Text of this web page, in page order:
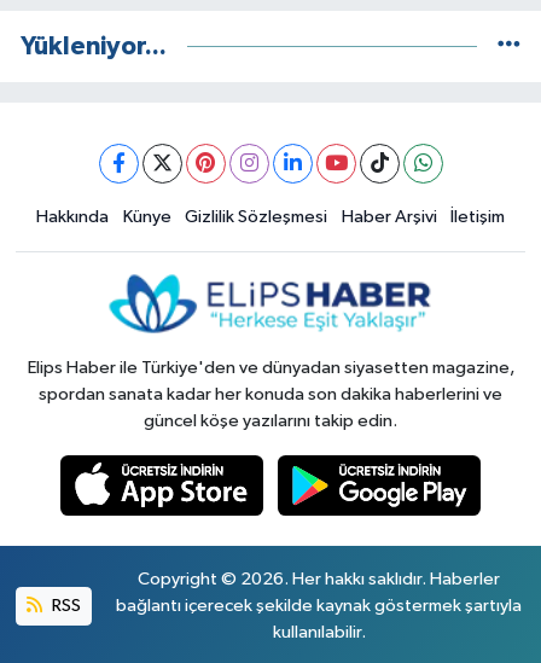
Yükleniyor...
Hakkında Künye Gizlilik Sözleşmesi Haber Arşivi İletişim
Elips Haber ile Türkiye'den ve dünyadan siyasetten magazine,
spordan sanata kadar her konuda son dakika haberlerini ve
güncel köşe yazılarını takip edin.
RSS
Copyright © 2026. Her hakkı saklıdır. Haberler
bağlantı içerecek şekilde kaynak göstermek şartıyla
kullanılabilir.